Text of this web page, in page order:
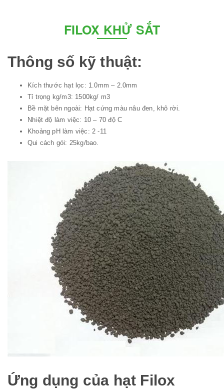
FILOX KHỬ SẮT
Thông số kỹ thuật:
Kích thước hạt lọc: 1.0mm – 2.0mm
Tỉ trọng kg/m3: 1500kg/ m3
Bề mặt bên ngoài: Hạt cứng màu nâu đen, khô rời.
Nhiệt độ làm việc: 10 – 70 độ C
Khoảng pH làm việc: 2 -11
Qui cách gói: 25kg/bao.
Ứng dụng của hạt Filox